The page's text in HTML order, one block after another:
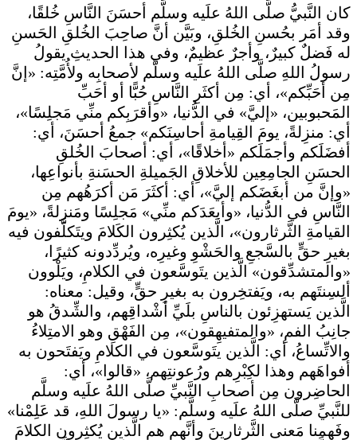
كان النَّبيُّ صلَّى اللهُ علَيه وسلَّم أحسَنَ النَّاسِ خُلقًا،
وقد أمَر بحُسنِ الخُلقِ، وبَيَّن أنَّ صاحِبَ الخُلقِ الحَسنِ
له فَضلٌ كبيرٌ، وأجرٌ عظيمٌ، وفي هذا الحديثِ يقولُ
رسولُ اللهِ صلَّى اللهُ علَيه وسلَّم لأصحابِه ولأُمَّتِه: «إنَّ
مِن أحَبِّكم»، أي: مِن أكثَرِ النَّاسِ حُبًّا أو أحَبِّ
المَحبوبين، «إليَّ» في الدُّنيا، «وأقرَبِكم منِّي مَجلِسًا»،
أي: منزِلةً، يومَ القِيامةِ أحاسِنَكم» جمعُ أحسَنَ، أي:
أفضَلَكم وأجمَلَكم «أخلاقًا»، أي: أصحابَ الخُلقِ
الحسَنِ الجامِعِين للأخلاقِ الجَميلةِ الحسَنةِ بأنواعِها،
«وإنَّ من أبغَضَكم إليَّ»، أي: أكثَرَ مَن أكرَهُهم مِن
النَّاسِ في الدُّنيا، «وأبعَدَكم منِّي» مَجلِسًا ومَنزِلةً، «يومَ
القيامةِ الثَّرثارون»، الَّذين يُكثِرون الكَلامَ ويتَكلَّفون فيه
بغيرِ حقٍّ بالسَّجعِ والحَشْوِ وغيرِه، ويُردِّدونه كثيرًا،
«والمتشدِّقون» الَّذين يتَوسَّعون في الكلامِ، ويَلْوون
ألسِنتَهم به، ويَفتخِرون به بغيرِ حقٍّ، وقيل: معناه:
الَّذين يَستهزِئون بالناسِ بلَيِّ أشْداقِهم، والشِّدقُ هو
جانِبُ الفمِ، «والمتفيهِقون»، مِن الفَهْقِ وهو الامتِلاءُ
والاتِّساعُ، أي: الَّذين يتَوسَّعون في الكلامِ ويَفتَحون به
أفواهَهم وهذا لكِبْرِهم ورُعونتِهم، «قالوا»، أي:
الحاضِرون مِن أصحابِ النَّبيِّ صلَّى اللهُ علَيه وسلَّم
للنَّبيِّ صلَّى اللهُ علَيه وسلَّم: «يا رسولَ اللهِ، قد عَلِمْنا»
وفَهِمنا مَعنى الثَّرثارينَ وأنَّهم هم الَّذين يُكثِرون الكلامَ